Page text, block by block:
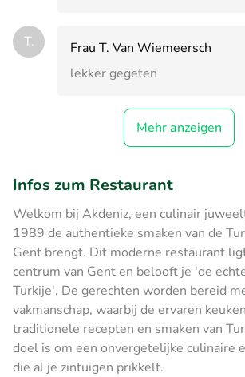
T.
Frau T. Van Wiemeersch
lekker gegeten
Mehr anzeigen
Infos zum Restaurant
Welkom bij Akdeniz, een culinair
1989 de authentieke smaken van de
Gent brengt. Dit moderne restaurant
centrum van Gent en belooft je 'de
Turkije'. De gerechten worden bereid
vakmanschap, waarbij de ervaren
traditionele recepten en smaken van
doel is om een onvergetelijke culinaire
die al je zintuigen prikkelt.